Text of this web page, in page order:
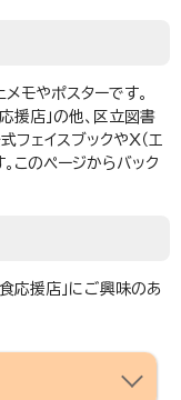
モやポスターです。
援店」の他、区立図書
フェイスブックやX（エ
。このページからバック
応援店」にご興味のあ